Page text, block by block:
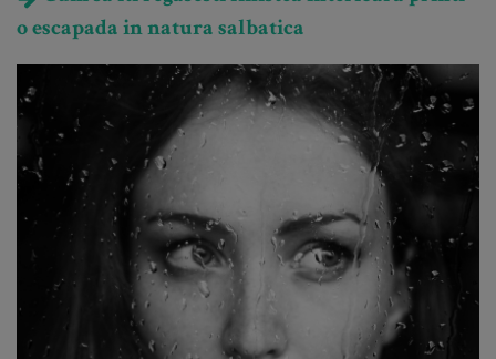
o escapada in natura salbatica